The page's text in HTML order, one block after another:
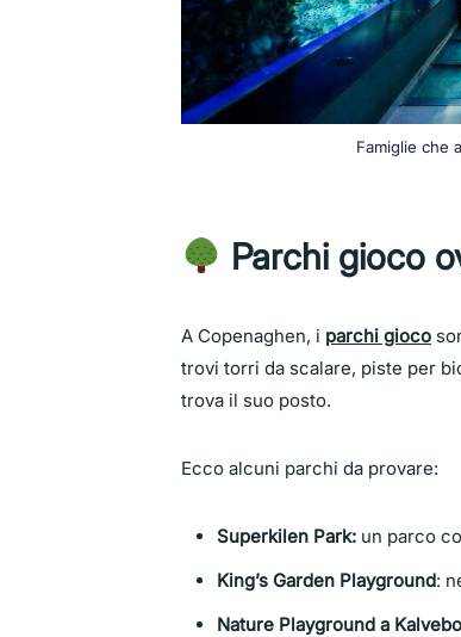
Famiglie che
Parchi gioco
A Copenaghen, i parchi gioco
trovi torri da scalare, piste per
trova il suo posto.
Ecco alcuni parchi da provare:
Superkilen Park: un parco
King’s Garden Playground:
Nature Playground a